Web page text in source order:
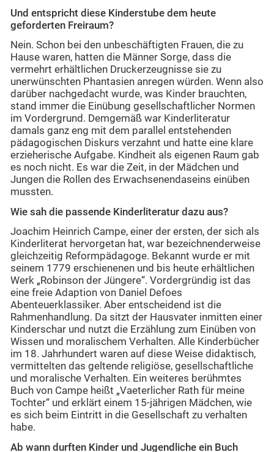
Und entspricht diese Kinderstube dem heute
geforderten Freiraum?
Nein. Schon bei den unbeschäftigten Frauen, die zu
Hause waren, hatten die Männer Sorge, dass die
vermehrt erhältlichen Druckerzeugnisse sie zu
unerwünschten Phantasien anregen würden. Wenn also
darüber nachgedacht wurde, was Kinder brauchten,
stand immer die Einübung gesellschaftlicher Normen
im Vordergrund. Demgemäß war Kinderliteratur
damals ganz eng mit dem parallel entstehenden
pädagogischen Diskurs verzahnt und hatte eine klare
erzieherische Aufgabe. Kindheit als eigenen Raum gab
es noch nicht. Es war die Zeit, in der Mädchen und
Jungen die Rollen des Erwachsenendaseins einüben
mussten.
Wie sah die passende Kinderliteratur dazu aus?
Joachim Heinrich Campe, einer der ersten, der sich als
Kinderliterat hervorgetan hat, war bezeichnenderweise
gleichzeitig Reformpädagoge. Bekannt wurde er mit
seinem 1779 erschienenen und bis heute erhältlichen
Werk „Robinson der Jüngere“. Vordergründig ist das
eine freie Adaption von Daniel Defoes
Abenteuerklassiker. Aber entscheidend ist die
Rahmenhandlung. Da sitzt der Hausvater inmitten einer
Kinderschar und nutzt die Erzählung zum Einüben von
Wissen und moralischem Verhalten. Alle Kinderbücher
im 18. Jahrhundert waren auf diese Weise didaktisch,
vermittelten das geltende religiöse, gesellschaftliche
und moralische Verhalten. Ein weiteres berühmtes
Buch von Campe heißt „Vaeterlicher Rath für meine
Tochter“ und erklärt einem 15-jährigen Mädchen, wie
es sich beim Eintritt in die Gesellschaft zu verhalten
habe.
Ab wann durften Kinder und Jugendliche ein Buch